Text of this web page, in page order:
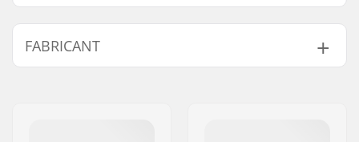
Diamètre de la roue:
53mm
Roulements:
Dureté des roues:
99A
FABRICANT